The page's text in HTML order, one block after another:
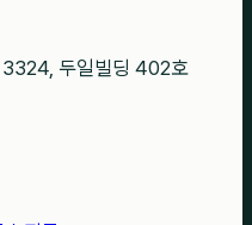
3324, 두일빌딩 402호